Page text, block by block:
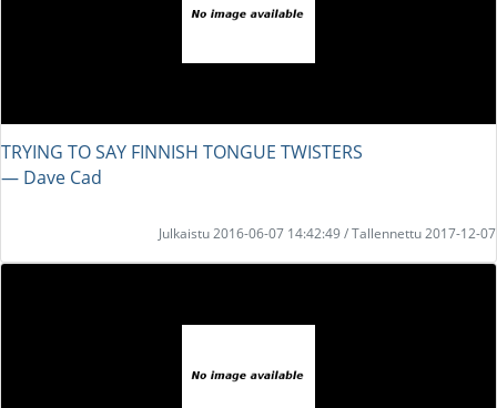
TRYING TO SAY FINNISH TONGUE TWISTERS
― Dave Cad
Julkaistu 2016-06-07 14:42:49 / Tallennettu 2017-12-07